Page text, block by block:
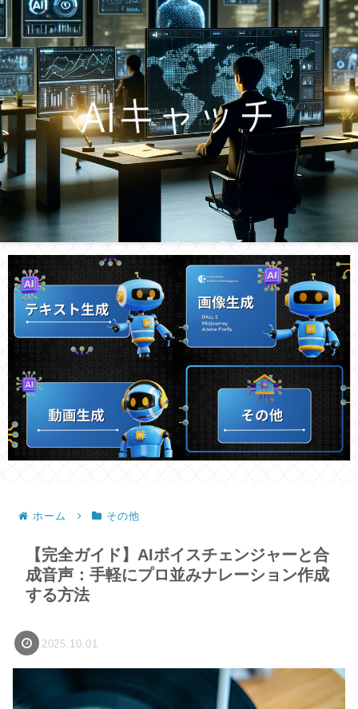
ホーム その他
【完全ガイド】AIボイスチェンジャーと合
成音声：手軽にプロ並みナレーション作成
する方法
2025.10.01